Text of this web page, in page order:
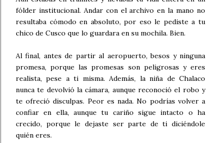
fólder institucional. Andar con el archivo en la mano no
resultaba cómodo en absoluto, por eso le pediste a tu
chico de Cusco que lo guardara en su mochila. Bien.
Al final, antes de partir al aeropuerto, besos y ninguna
promesa, porque las promesas son peligrosas y eres
realista, pese a ti misma. Además, la niña de Chalaco
nunca te devolvió la cámara, aunque reconoció el robo y
te ofreció disculpas. Peor es nada. No podrías volver a
confiar en ella, aunque tu cariño sigue intacto o ha
crecido, porque le dejaste ser parte de ti diciéndole
quién eres.